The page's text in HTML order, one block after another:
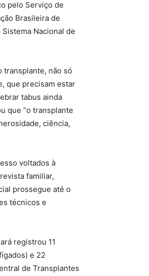
pelo Serviço de
Brasileira de
Nacional de
transplante, não só
que precisam estar
tabus ainda
que “o transplante
ciência,
voltados à
familiar,
prossegue até o
técnicos e
registrou 11
e 22
de Transplantes